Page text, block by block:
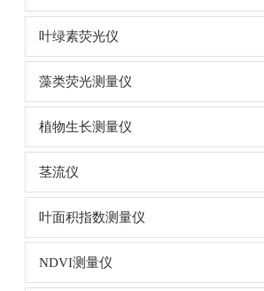
叶绿素荧光仪
藻类荧光测量仪
植物生长测量仪
茎流仪
叶面积指数测量仪
NDVI测量仪